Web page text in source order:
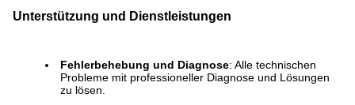
Unterstützung und Dienstleistungen
Fehlerbehebung und Diagnose: Alle technischen
Probleme mit professioneller Diagnose und Lösungen
zu lösen.